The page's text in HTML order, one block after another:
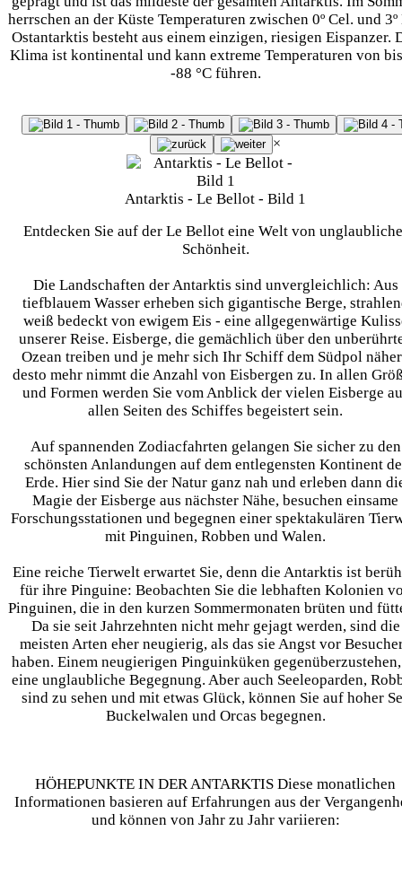
herrschen an der Küste Temperaturen zwischen 0º Cel. und 3º
Ostantarktis besteht aus einem einzigen, riesigen Eispanzer.
Klima ist kontinental und kann extreme Temperaturen von
-88 °C führen.
×
Antarktis - Le Bellot - Bild 1
Entdecken Sie auf der Le Bellot eine Welt von
Schönheit.
Die Landschaften der Antarktis sind unvergleichlich: Aus
tiefblauem Wasser erheben sich gigantische Berge,
weiß bedeckt von ewigem Eis - eine allgegenwärtige
unserer Reise. Eisberge, die gemächlich über den
Ozean treiben und je mehr sich Ihr Schiff dem Südpol
desto mehr nimmt die Anzahl von Eisbergen zu. In allen
und Formen werden Sie vom Anblick der vielen Eisberge
allen Seiten des Schiffes begeistert sein.
Auf spannenden Zodiacfahrten gelangen Sie sicher zu den
schönsten Anlandungen auf dem entlegensten Kontinent
Erde. Hier sind Sie der Natur ganz nah und erleben dann
Magie der Eisberge aus nächster Nähe, besuchen einsame
Forschungsstationen und begegnen einer spektakulären
mit Pinguinen, Robben und Walen.
Eine reiche Tierwelt erwartet Sie, denn die Antarktis ist
für ihre Pinguine: Beobachten Sie die lebhaften Kolonien
Pinguinen, die in den kurzen Sommermonaten brüten und
Da sie seit Jahrzehnten nicht mehr gejagt werden, sind die
meisten Arten eher neugierig, als das sie Angst vor
haben. Einem neugierigen Pinguinküken
eine unglaubliche Begegnung. Aber auch Seeleoparden,
sind zu sehen und mit etwas Glück, können Sie auf hoher
Buckelwalen und Orcas begegnen.
HÖHEPUNKTE IN DER ANTARKTIS Diese monatlichen
Informationen basieren auf Erfahrungen aus der
und können von Jahr zu Jahr variieren: